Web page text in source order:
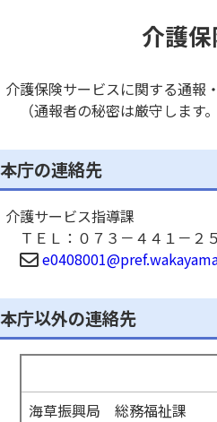
介護
介護保険サービスに関する通報
（通報者の秘密は厳守します
本庁の連絡先
介護サービス指導課
ＴＥＬ：０７３－４４１－２
本庁以外の連絡先
海草振興局 総務福祉課